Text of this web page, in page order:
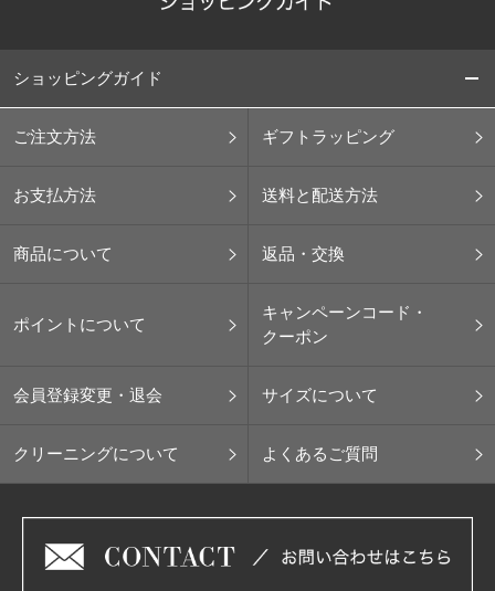
ショッピングガイド
ご注文方法 ギフトラッピング
お支払方法 送料と配送方法
商品について 返品・交換
ポイントについて
キャンペーンコード・
クーポン
会員登録変更・退会 サイズについて
クリーニングについて よくあるご質問